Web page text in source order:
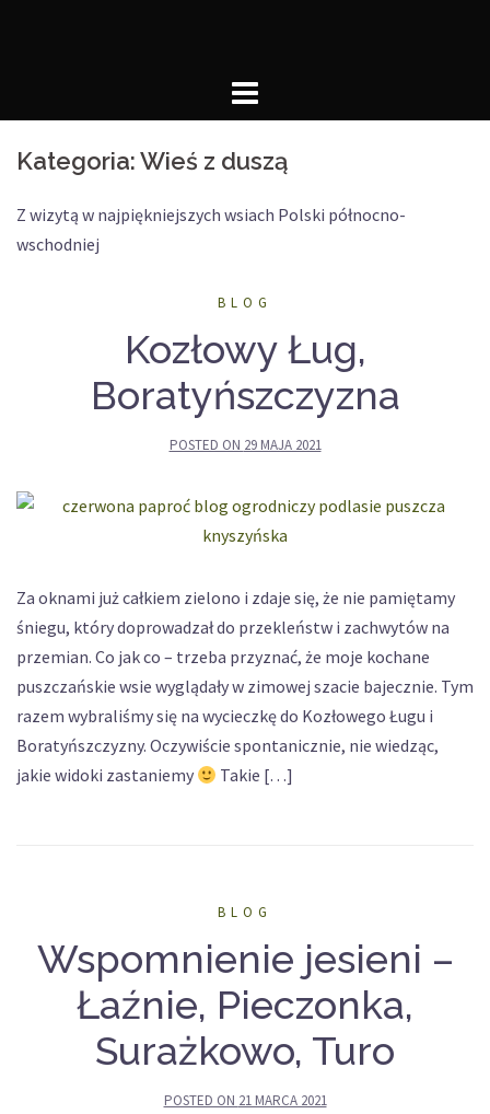
Kategoria:Wieś z duszą
Z wizytą w najpiękniejszych wsiach Polski północno-
wschodniej
BLOG
Kozłowy Ług,
Boratyńszczyzna
POSTED ON 29 MAJA 2021
Za oknami już całkiem zielono i zdaje się, że nie pamiętamy
śniegu, który doprowadzał do przekleństw i zachwytów na
przemian. Co jak co – trzeba przyznać, że moje kochane
puszczańskie wsie wyglądały w zimowej szacie bajecznie. Tym
razem wybraliśmy się na wycieczkę do Kozłowego Ługu i
Boratyńszczyzny. Oczywiście spontanicznie, nie wiedząc,
jakie widoki zastaniemy
Takie […]
BLOG
Wspomnienie jesieni –
Łaźnie, Pieczonka,
Surażkowo, Turo
POSTED ON 21 MARCA 2021